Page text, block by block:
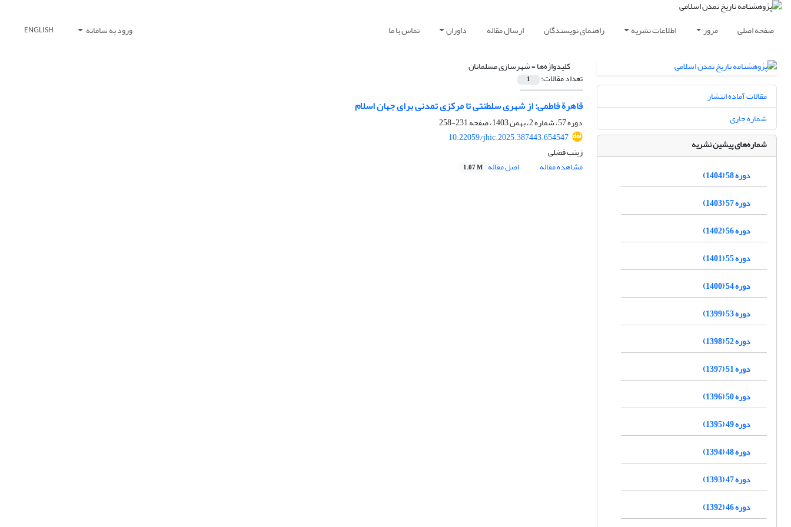
صفحه اصلی مرور اطلاعات نشریه راهنمای نویسندگان ارسال مقاله داوران تماس با ما ورود به سامانه ENGLISH
کلیدواژه‌ها =شهرسازی مسلمانان
تعداد مقالات: 1
قاهرة فاطمی: از شهری سلطنتی تا مرکزی تمدنی برای جهان اسلام
دوره 57، شماره 2، بهمن 1403، صفحه
231-258
10.22059/jhic.2025.387443.654547
زینب فضلی
مشاهده مقاله
اصل مقاله 1.07 M
مقالات آماده انتشار
شماره جاری
شماره‌های پیشین نشریه
دوره 58 (1404)
دوره 57 (1403)
دوره 56 (1402)
دوره 55 (1401)
دوره 54 (1400)
دوره 53 (1399)
دوره 52 (1398)
دوره 51 (1397)
دوره 50 (1396)
دوره 49 (1395)
دوره 48 (1394)
دوره 47 (1393)
دوره 46 (1392)